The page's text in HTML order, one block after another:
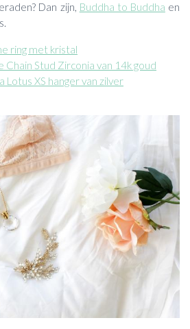
Dan zijn, Buddha to Buddha en
ring met kristal
Chain Stud Zirconia van 14k goud
Lotus XS hanger van zilver